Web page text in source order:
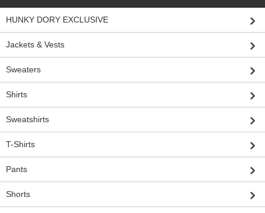
HUNKY DORY EXCLUSIVE
Jackets & Vests
Sweaters
Shirts
Sweatshirts
T-Shirts
Pants
Shorts